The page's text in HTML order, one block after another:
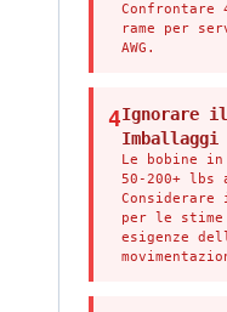
Confrontare
rame per
AWG.
4Ignorare il
Imballaggi
Le bobine in
50-200+
per le
esigenze